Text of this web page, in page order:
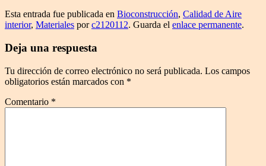
Esta entrada fue publicada en Bioconstrucción, Calidad de Aire
interior, Materiales porc2120112. Guarda el enlace permanente.
Deja una respuesta
Tu dirección de correo electrónico no será publicada. Los campos
obligatorios están marcados con *
Comentario *